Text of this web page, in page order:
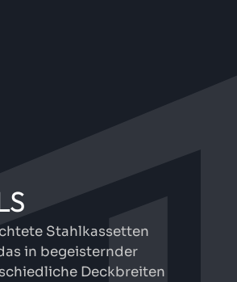
Stahlkassetten
in begeisternder
Deckbreiten